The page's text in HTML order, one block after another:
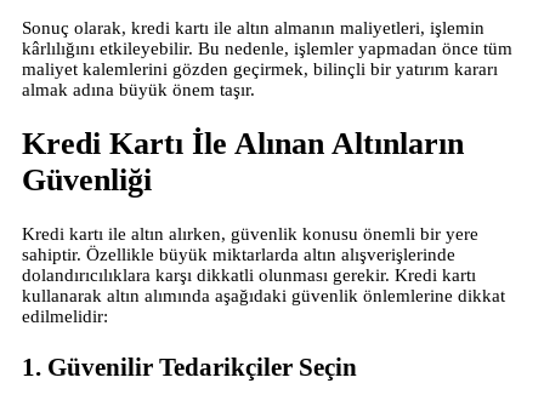
Sonuç olarak, kredi kartı ile altın almanın maliyetleri, işlemin
kârlılığını etkileyebilir. Bu nedenle, işlemler yapmadan önce tüm
maliyet kalemlerini gözden geçirmek, bilinçli bir yatırım kararı
almak adına büyük önem taşır.
Kredi Kartı İle Alınan Altınların
Güvenliği
Kredi kartı ile altın alırken, güvenlik konusu önemli bir yere
sahiptir. Özellikle büyük miktarlarda altın alışverişlerinde
dolandırıcılıklara karşı dikkatli olunması gerekir. Kredi kartı
kullanarak altın alımında aşağıdaki güvenlik önlemlerine dikkat
edilmelidir:
1. Güvenilir Tedarikçiler Seçin